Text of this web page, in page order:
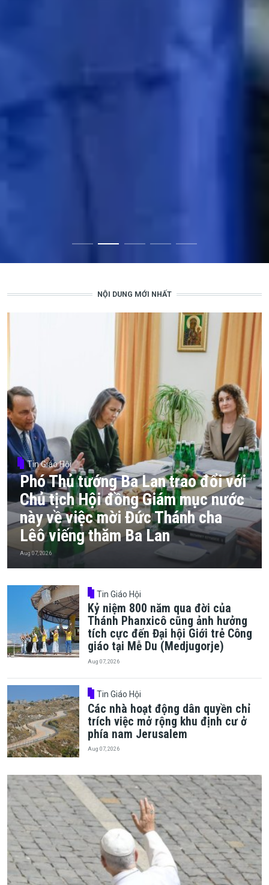
NỘI DUNG MỚI NHẤT
Tin Giáo Hội
Phó Thủ tướng Ba Lan trao đổi với
Chủ tịch Hội đồng Giám mục nước
này về việc mời Đức Thánh cha
Lêô viếng thăm Ba Lan
Aug 07, 2026
Tin Giáo Hội
Kỷ niệm 800 năm qua đời của
Thánh Phanxicô cũng ảnh hưởng
tích cực đến Đại hội Giới trẻ Công
giáo tại Mễ Du (Medjugorje)
Aug 07, 2026
Tin Giáo Hội
Các nhà hoạt động dân quyền chỉ
trích việc mở rộng khu định cư ở
phía nam Jerusalem
Aug 07, 2026